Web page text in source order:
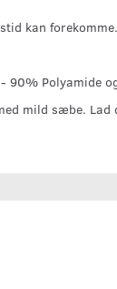
kan forekomme.
90% Polyamide
mild sæbe.